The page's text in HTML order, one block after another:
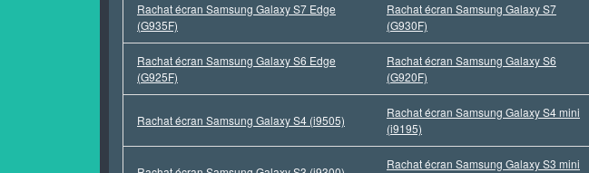
Rachat écran Samsung Galaxy S7 Edge
(G935F)
Rachat écran Samsung Galaxy S7
(G930F)
Rachat écran Samsung Galaxy S6 Edge
(G925F)
Rachat écran Samsung Galaxy S6
(G920F)
Rachat écran Samsung Galaxy S4 (i9505)
Rachat écran Samsung Galaxy S4 mini
(i9195)
Rachat écran Samsung Galaxy S3 mini